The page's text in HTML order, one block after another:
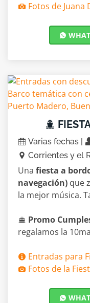
Fotos de Juana
Varias fechas |
Corrientes y el
Una fiesta a
navegación) que
la mejor música.
Promo
regalamos la
Entradas para
Fotos de la